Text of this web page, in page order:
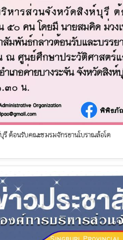
รี ต้อนรับคณะชมรมจักรยานโบราณล้อโต